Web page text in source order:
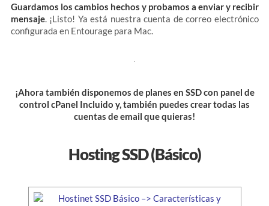
Guardamos los cambios hechos y probamos a enviar y recibir
mensaje. ¡Listo! Ya está nuestra cuenta de correo electrónico
configurada en Entourage para Mac.
¡Ahora también disponemos de planes en SSD con panel de
control cPanel Incluido y, también puedes crear todas las
cuentas de email que quieras!
Hosting SSD (Básico)